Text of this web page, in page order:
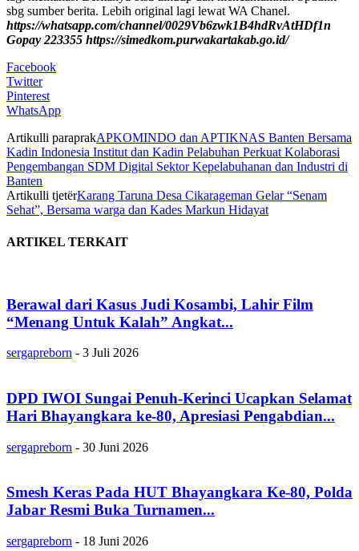
sbg sumber berita. Lebih original lagi lewat WA Chanel.
https://whatsapp.com/channel/0029Vb6zwk1B4hdRvAtHDf1n
Gopay 223355 https://simedkom.purwakartakab.go.id/
Facebook
Twitter
Pinterest
WhatsApp
Artikulli paraprakAPKOMINDO dan APTIKNAS Banten Bersama
Kadin Indonesia Institut dan Kadin Pelabuhan Perkuat Kolaborasi
Pengembangan SDM Digital Sektor Kepelabuhanan dan Industri di
Banten
Artikulli tjetërKarang Taruna Desa Cikarageman Gelar “Senam
Sehat”, Bersama warga dan Kades Markun Hidayat
ARTIKEL TERKAIT
Berawal dari Kasus Judi Kosambi, Lahir Film
“Menang Untuk Kalah” Angkat...
sergapreborn - 3 Juli 2026
DPD IWOI Sungai Penuh-Kerinci Ucapkan Selamat
Hari Bhayangkara ke-80, Apresiasi Pengabdian...
sergapreborn - 30 Juni 2026
Smesh Keras Pada HUT Bhayangkara Ke-80, Polda
Jabar Resmi Buka Turnamen...
sergapreborn - 18 Juni 2026